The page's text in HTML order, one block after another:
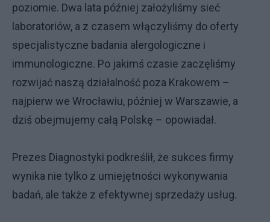
poziomie. Dwa lata później założyliśmy sieć
laboratoriów, a z czasem włączyliśmy do oferty
specjalistyczne badania alergologiczne i
immunologiczne. Po jakimś czasie zaczęliśmy
rozwijać naszą działalność poza Krakowem –
najpierw we Wrocławiu, później w Warszawie, a
dziś obejmujemy całą Polskę – opowiadał.
Prezes Diagnostyki podkreślił, że sukces firmy
wynika nie tylko z umiejętności wykonywania
badań, ale także z efektywnej sprzedaży usług.